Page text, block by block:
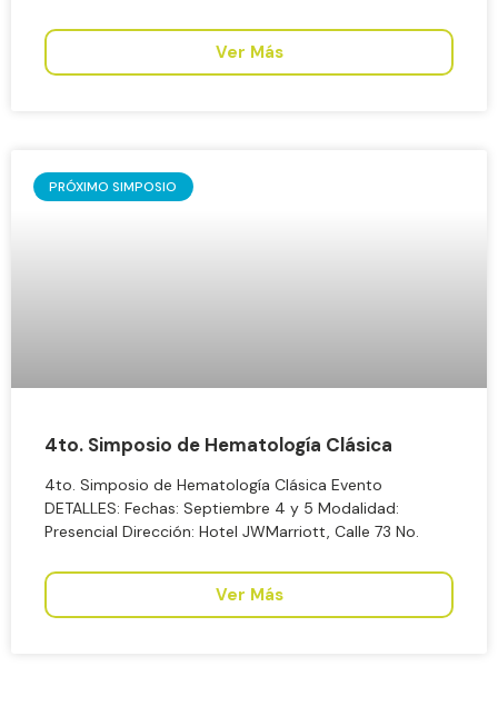
Ver Más
PRÓXIMO SIMPOSIO
4to. Simposio de Hematología Clásica
4to. Simposio de Hematología Clásica Evento
DETALLES: Fechas: Septiembre 4 y 5 Modalidad:
Presencial Dirección: Hotel JWMarriott, Calle 73 No.
Ver Más